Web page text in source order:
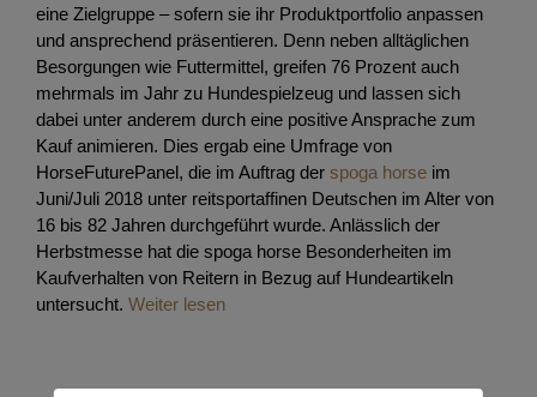
eine Zielgruppe – sofern sie ihr Produktportfolio anpassen
und ansprechend präsentieren. Denn neben alltäglichen
Besorgungen wie Futtermittel, greifen 76 Prozent auch
mehrmals im Jahr zu Hundespielzeug und lassen sich
dabei unter anderem durch eine positive Ansprache zum
Kauf animieren. Dies ergab eine Umfrage von
HorseFuturePanel, die im Auftrag der spoga horse im
Juni/Juli 2018 unter reitsportaffinen Deutschen im Alter von
16 bis 82 Jahren durchgeführt wurde. Anlässlich der
Herbstmesse hat die spoga horse Besonderheiten im
Kaufverhalten von Reitern in Bezug auf Hundeartikeln
untersucht. Weiter lesen